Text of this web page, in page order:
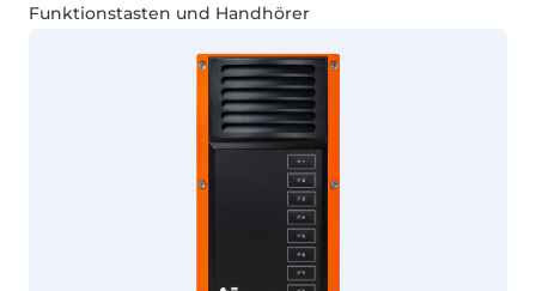
Funktionstasten und Handhörer